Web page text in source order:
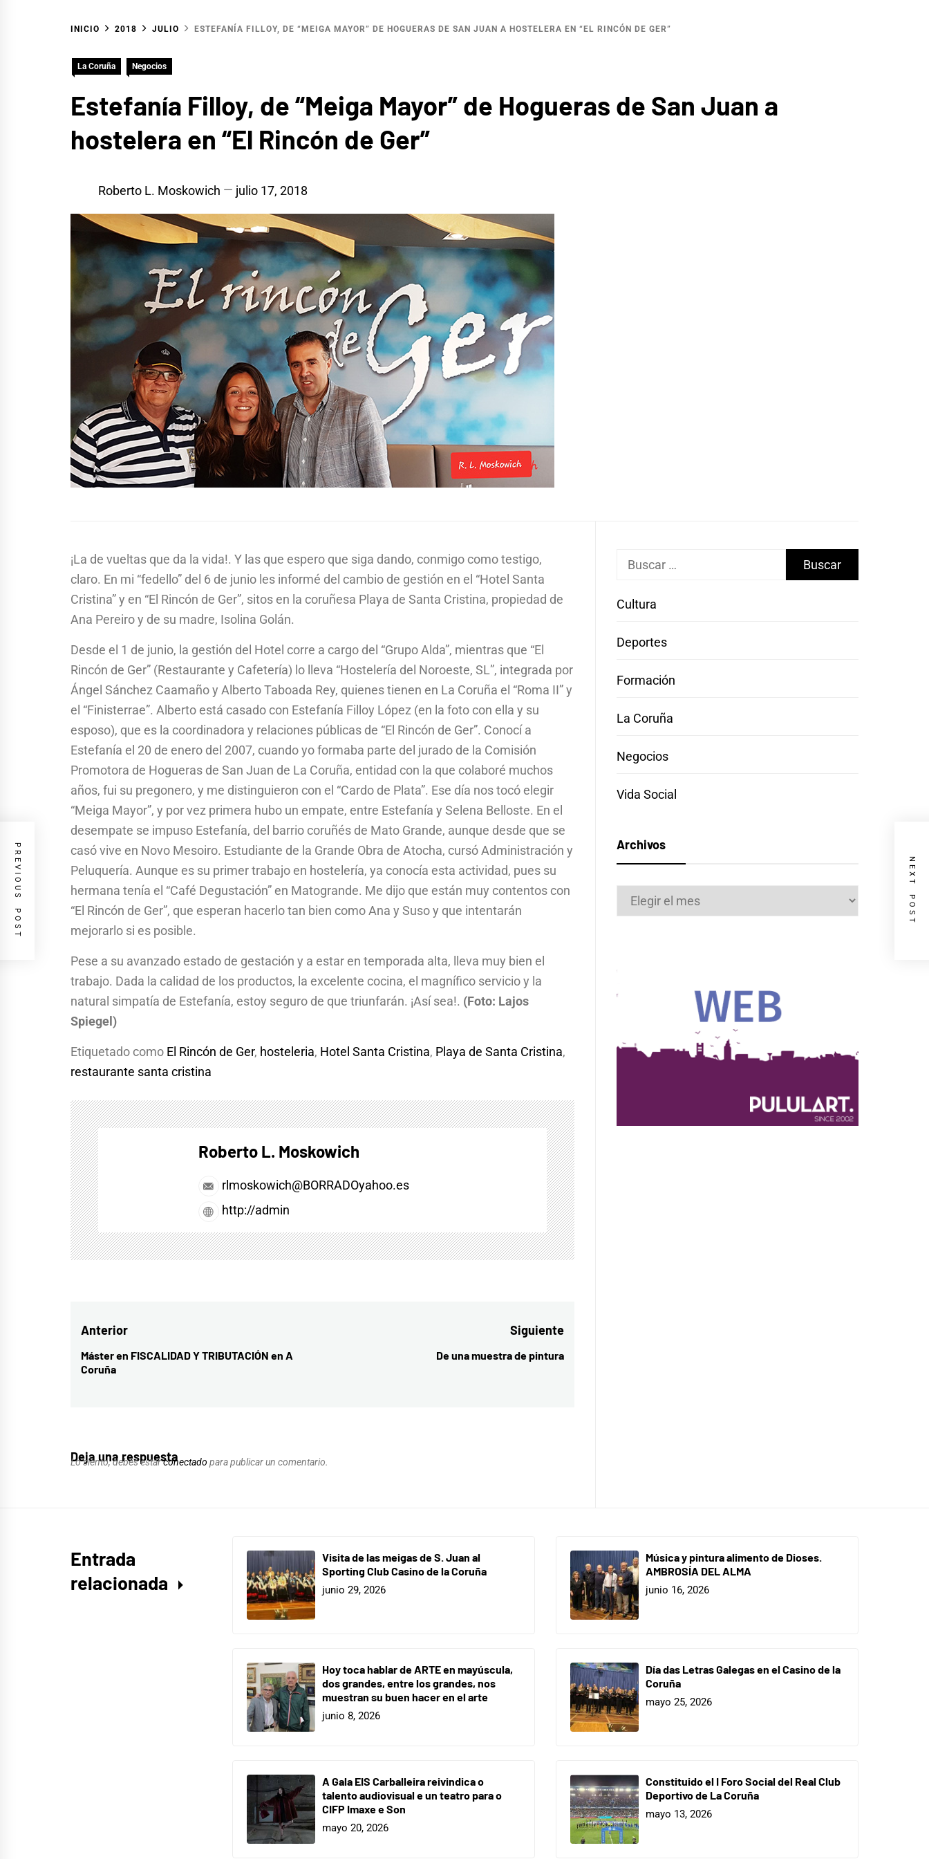
INICIO 2018 JULIO ESTEFANÍA FILLOY, DE “MEIGA MAYOR” DE HOGUERAS DE SAN JUAN A HOSTELERA EN “EL RINCÓN DE GER”
La Coruña Negocios
Estefanía Filloy, de “Meiga Mayor” de Hogueras de San Juan a
hostelera en “El Rincón de Ger”
Roberto L. Moskowich julio 17, 2018
¡La de vueltas que da la vida!. Y las que espero que siga dando, conmigo como testigo,
claro. En mi “fedello” del 6 de junio les informé del cambio de gestión en el “Hotel Santa
Cristina” y en “El Rincón de Ger”, sitos en la coruñesa Playa de Santa Cristina, propiedad de
Ana Pereiro y de su madre, Isolina Golán.
Desde el 1 de junio, la gestión del Hotel corre a cargo del “Grupo Alda”, mientras que “El
Rincón de Ger” (Restaurante y Cafetería) lo lleva “Hostelería del Noroeste, SL”, integrada por
Ángel Sánchez Caamaño y Alberto Taboada Rey, quienes tienen en La Coruña el “Roma II” y
el “Finisterrae”. Alberto está casado con Estefanía Filloy López (en la foto con ella y su
esposo), que es la coordinadora y relaciones públicas de “El Rincón de Ger”. Conocí a
Estefanía el 20 de enero del 2007, cuando yo formaba parte del jurado de la Comisión
Promotora de Hogueras de San Juan de La Coruña, entidad con la que colaboré muchos
años, fui su pregonero, y me distinguieron con el “Cardo de Plata”. Ese día nos tocó elegir
“Meiga Mayor”, y por vez primera hubo un empate, entre Estefanía y Selena Belloste. En el
desempate se impuso Estefanía, del barrio coruñés de Mato Grande, aunque desde que se
casó vive en Novo Mesoiro. Estudiante de la Grande Obra de Atocha, cursó Administración y
Peluquería. Aunque es su primer trabajo en hostelería, ya conocía esta actividad, pues su
hermana tenía el “Café Degustación” en Matogrande. Me dijo que están muy contentos con
“El Rincón de Ger”, que esperan hacerlo tan bien como Ana y Suso y que intentarán
mejorarlo si es posible.
Pese a su avanzado estado de gestación y a estar en temporada alta, lleva muy bien el
trabajo. Dada la calidad de los productos, la excelente cocina, el magnífico servicio y la
natural simpatía de Estefanía, estoy seguro de que triunfarán. ¡Así sea!. (Foto: Lajos
Spiegel)
Etiquetado como El Rincón de Ger, hosteleria, Hotel Santa Cristina, Playa de Santa Cristina,
restaurante santa cristina
Roberto L. Moskowich
rlmoskowich@BORRADOyahoo.es
http://admin
Navegación
de
Anterior
Entrada
anterior:
Máster en FISCALIDAD Y TRIBUTACIÓN en A
Coruña
Siguiente
Entrada
De una muestra de pintura
PREVIOUS POST NEXT POST
Deja una respuesta
Lo siento, debes estarconectado para publicar un comentario.
Buscar:
Cultura
Deportes
Formación
La Coruña
Negocios
Vida Social
Archivos
Archivos
Entrada
relacionada
Visita de las meigas de S. Juan al
Sporting Club Casino de la Coruña
junio 29, 2026
Música y pintura alimento de Dioses.
AMBROSÍA DEL ALMA
junio 16, 2026
Hoy toca hablar de ARTE en mayúscula,
dos grandes, entre los grandes, nos
muestran su buen hacer en el arte
junio 8, 2026
Día das Letras Galegas en el Casino de la
Coruña
mayo 25, 2026
A Gala EIS Carballeira reivindica o
talento audiovisual e un teatro para o
CIFP Imaxe e Son
mayo 20, 2026
Constituido el I Foro Social del Real Club
Deportivo de La Coruña
mayo 13, 2026